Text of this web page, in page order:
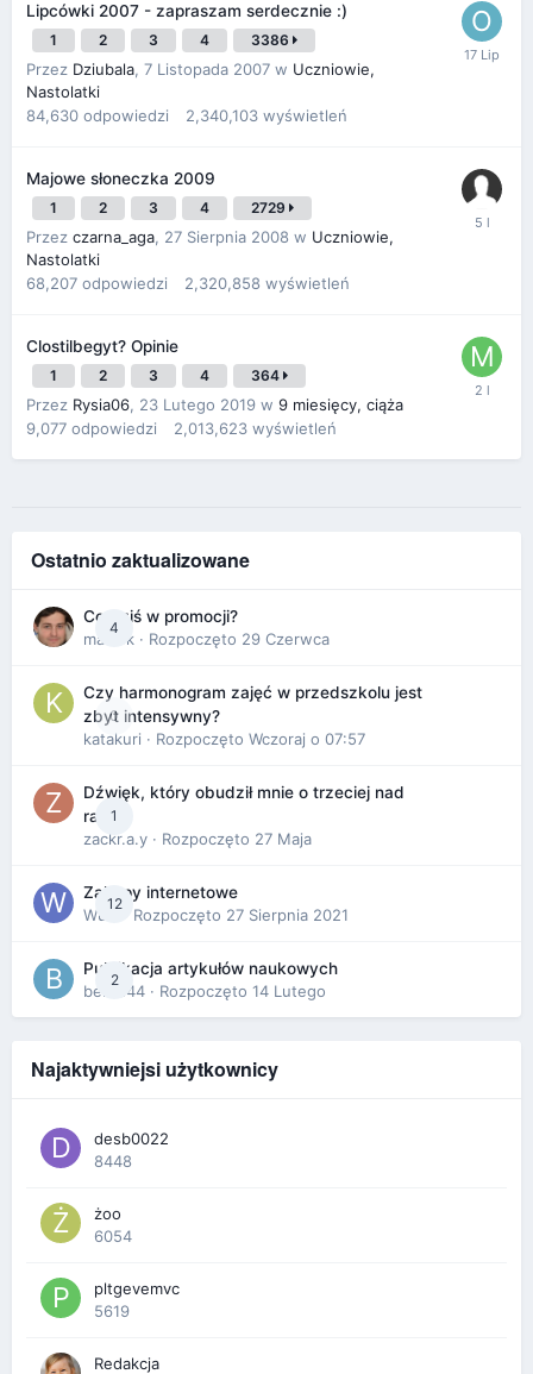
Lipcówki 2007 - zapraszam serdecznie :)
1 2 3 4 3386
Przez Dziubala, 7 Listopada 2007 w Uczniowie,
Nastolatki
84,630 odpowiedzi 2,340,103 wyświetleń
Majowe słoneczka 2009
1 2 3 4 2729
Przez czarna_aga, 27 Sierpnia 2008 w Uczniowie,
Nastolatki
68,207 odpowiedzi 2,320,858 wyświetleń
Clostilbegyt? Opinie
1 2 3 4 364
Przez Rysia06, 23 Lutego 2019 w 9 miesięcy, ciąża
9,077 odpowiedzi 2,013,623 wyświetleń
Ostatnio zaktualizowane
4
Co dziś w promocji?
maciek · Rozpoczęto 29 Czerwca
0
Czy harmonogram zajęć w przedszkolu jest
zbyt intensywny?
katakuri · Rozpoczęto Wczoraj o 07:57
1
Dźwięk, który obudził mnie o trzeciej nad
ranem
zackr.a.y · Rozpoczęto 27 Maja
12
Zakupy internetowe
Wula· Rozpoczęto 27 Sierpnia 2021
2
Publikacja artykułów naukowych
berus44 · Rozpoczęto 14 Lutego
Najaktywniejsi użytkownicy
desb0022
8448
żoo
6054
pltgevemvc
5619
Redakcja